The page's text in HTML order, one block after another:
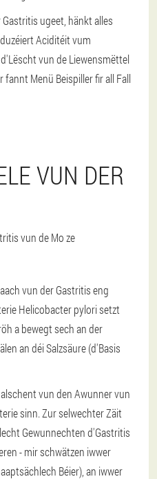
ugeet, hänkt alles
Aciditéit vum
vun de Liewensmëttel
fannt Menü Beispiller fir all Fall
VUN DER
vun der Gastritis eng
Helicobacter pylori setzt
a bewegt sech an der
an déi Salzsäure (d'Basis
vun den Awunner vun
sinn. Zur selwechter Zäit
Gewunnechten d'Gastritis
- mir schwätzen iwwer
Béier), an iwwer